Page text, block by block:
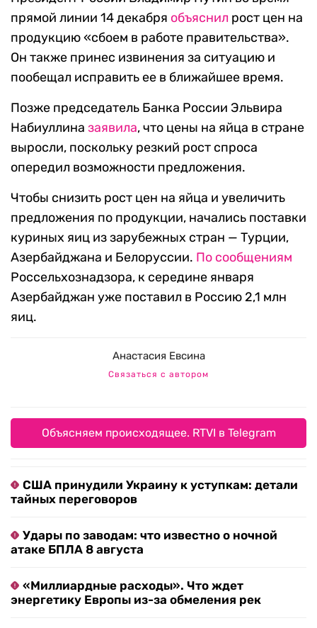
прямой линии 14 декабря объяснил рост цен на
продукцию «сбоем в работе правительства».
Он также принес извинения за ситуацию и
пообещал исправить ее в ближайшее время.
Позже председатель Банка России Эльвира
Набиуллина заявила, что цены на яйца в стране
выросли, поскольку резкий рост спроса
опередил возможности предложения.
Чтобы снизить рост цен на яйца и увеличить
предложения по продукции, начались поставки
куриных яиц из зарубежных стран — Турции,
Азербайджана и Белоруссии. По сообщениям
Россельхознадзора, к середине января
Азербайджан уже поставил в Россию 2,1 млн
яиц.
Анастасия Евсина
Связаться с автором
Объясняем происходящее. RTVI в Telegram
США принудили Украину к уступкам: детали
тайных переговоров
Удары по заводам: что известно о ночной
атаке БПЛА 8 августа
«Миллиардные расходы». Что ждет
энергетику Европы из-за обмеления рек